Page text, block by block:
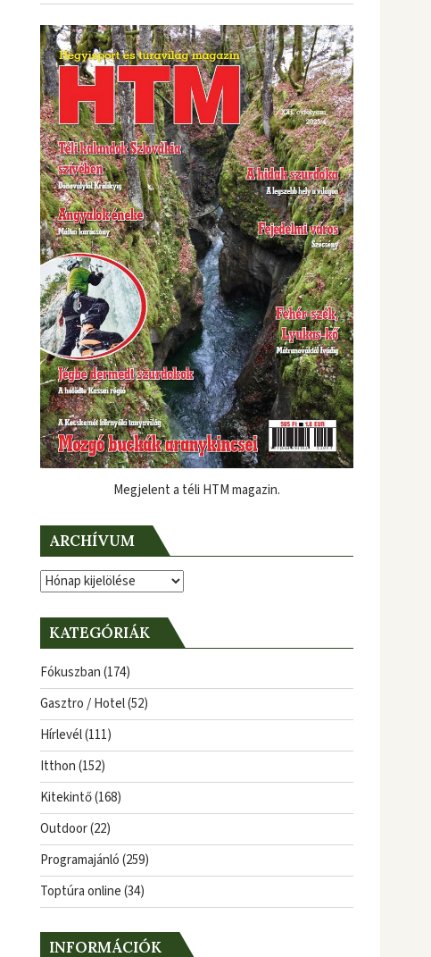
Megjelent a téli HTM magazin.
ARCHÍVUM
Archívum
KATEGÓRIÁK
Fókuszban(174)
Gasztro / Hotel(52)
Hírlevél(111)
Itthon(152)
Kitekintő(168)
Outdoor(22)
Programajánló(259)
Toptúra online(34)
INFORMÁCIÓK